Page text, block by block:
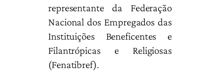
representante da Federação
Nacional dos Empregados das
Instituições Beneficentes e
Filantrópicas e Religiosas
(Fenatibref).